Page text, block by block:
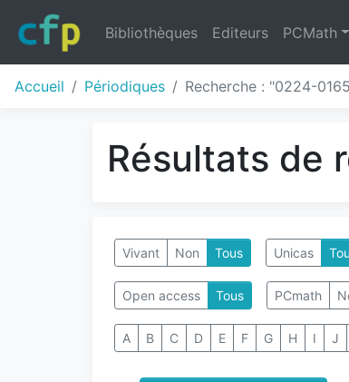
Bibliothèques Editeurs PCMath
Accueil Périodiques Recherche : "0224-
Résultats de
Vivant Non Tous Unicas
Open access Tous PCmath
A B C D E F G H I J